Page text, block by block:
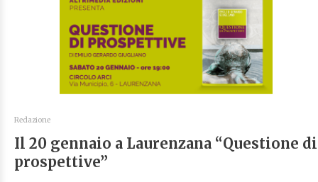
Redazione
Il 20 gennaio a Laurenzana “Questione di
prospettive”